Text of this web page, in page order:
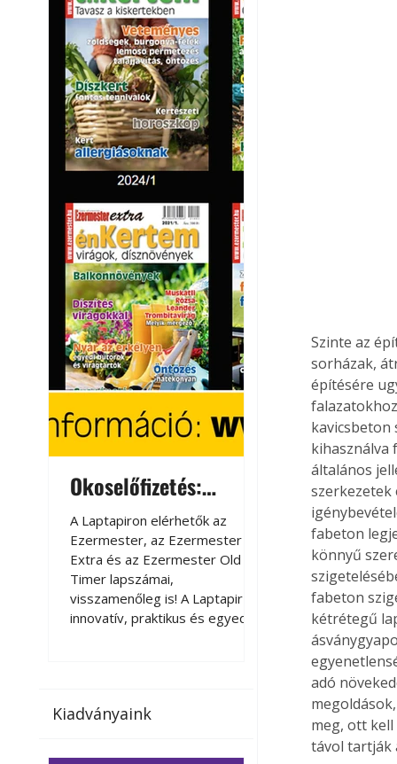
Okoselőfizetés:
Ezermester Extra
A Laptapiron elérhetők az
Ezermester, az Ezermester
Extra és az Ezermester Old
Timer lapszámai,
visszamenőleg is! A Laptapir új,
innovatív, praktikus és egyedi
az otthonában, útközben vagy
elérhetők lapszámaink. Bárhol,
Okoselőfizetés
A Laptapiron
Ezermester, az
Extra és az
Timer lapszámai,
visszamenőleg is! A
innovatív, praktikus
megoldás a
magazinok digitális
számítógépen,
vagy táblagépen.
az otthonában,
nyaralás, pihenés
elérhetők
Kiadványaink
Szinte az
sorházak,
építésére
kavicsbeton
kihasználva
általános
szerkezetek
fabeton
könnyű
fabeton
kétrétegű
adó
meg, ott
távol tartják